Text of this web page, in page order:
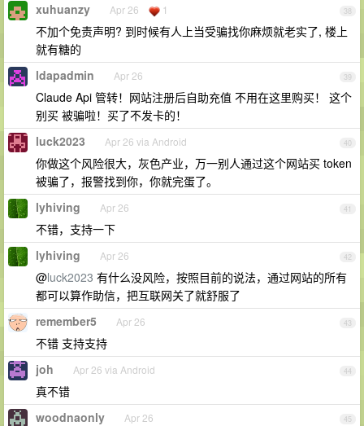
38
xuhuanzy Apr 26 1
不加个免责声明? 到时候有人上当受骗找你麻烦就老实了, 楼上
就有糖的
39
ldapadmin Apr 26
Claude Api 管转！网站注册后自助充值 不用在这里购买！ 这个
别买 被骗啦！买了不发卡的！
40
luck2023 Apr 26 via Android
你做这个风险很大，灰色产业，万一别人通过这个网站买 token
被骗了，报警找到你，你就完蛋了。
41
lyhiving Apr 26
不错，支持一下
42
lyhiving Apr 26
@luck2023 有什么没风险，按照目前的说法，通过网站的所有
都可以算作助信，把互联网关了就舒服了
43
remember5 Apr 26
不错 支持支持
44
joh Apr 26 via Android
真不错
45
woodnaonly Apr 26